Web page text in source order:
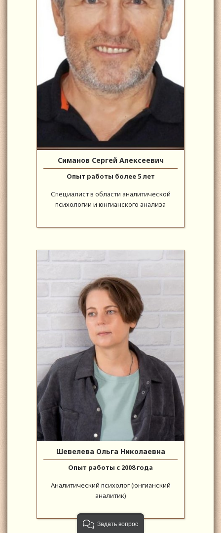
Симанов Сергей Алексеевич
Опыт работы более 5 лет
Специалист в области аналитической
психологии и юнгианского анализа
Шевелева Ольга Николаевна
Опыт работы с 2008 года
Аналитический психолог (юнгианский
аналитик)
Задать вопрос